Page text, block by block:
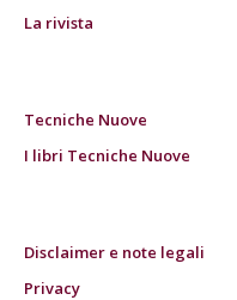
La rivista
Tecniche Nuove
I libri Tecniche Nuove
Disclaimer e note legali
Privacy